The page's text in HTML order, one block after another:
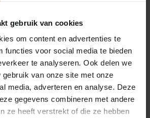
gebruik van cookies
om content en advertenties te
functies voor social media te bieden
te analyseren. Ook delen we
gebruik van onze site met onze
media, adverteren en analyse. Deze
gegevens combineren met andere
ze heeft verstrekt of die ze hebben